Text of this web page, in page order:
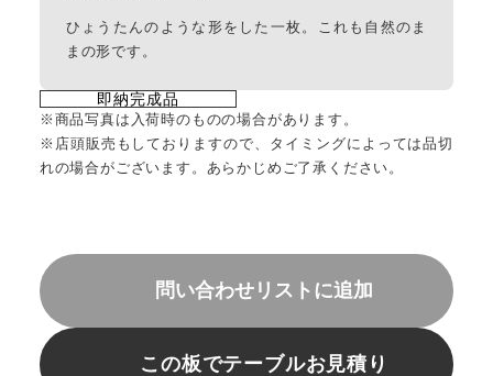
ひょうたんのような形をした一枚。これも自然のま
まの形です。
即納完成品
※商品写真は入荷時のものの場合があります。
※店頭販売もしておりますので、タイミングによっては品切
れの場合がございます。あらかじめご了承ください。
問い合わせリストに追加
この板でテーブルお見積り